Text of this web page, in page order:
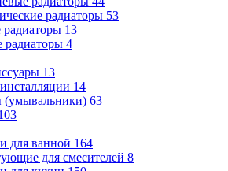
радиаторы 53
13
радиаторы 4
13
14
(умывальники) 63
для ванной 164
для смесителей 8